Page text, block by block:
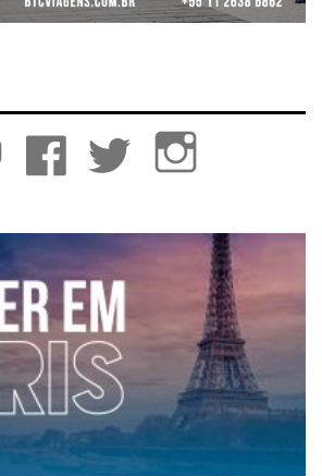
YouTube Facebook Twitter